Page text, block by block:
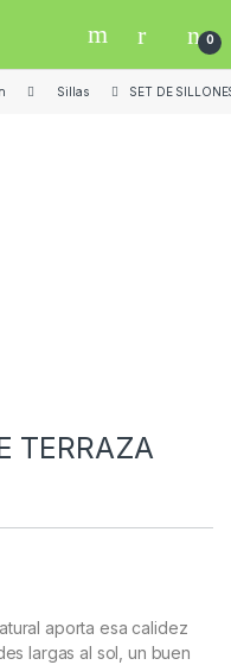
0
Sillas SET DE
TERRAZA
aporta esa calidez
largas al sol, un buen